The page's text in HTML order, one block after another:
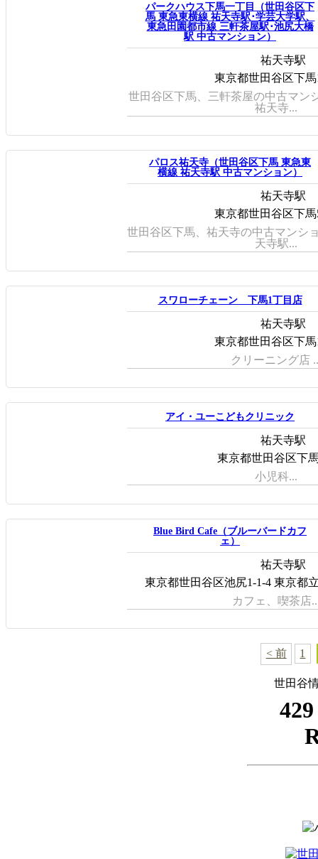
パークハウス下馬一丁目（世田谷区下
馬 東急東横線 祐天寺駅･学芸大学駅、
東急田園都市線 三軒茶屋駅･池尻大橋
駅 中古マンション）
祐天寺駅
東京都世田谷区下馬
世田谷区下馬、三軒茶屋の中古マン
祐天寺...
パロス祐天寺（世田谷区下馬 東急東
横線 祐天寺駅 中古マンション）
祐天寺駅
東京都世田谷区下馬
世田谷区下馬、祐天寺の中古マンシ
天寺駅...
スワローチェーン 下馬1丁目店
祐天寺駅
東京都世田谷区下馬
クリーニング店
アイ・ユーこどもクリニック
祐天寺駅
東京都世田谷区下
小児科...
Blue Bird Cafe（ブルーバードカフ
ェ）
祐天寺駅
東京都世田谷区池尻1-1-4 東京都
カフェ、喫茶店
< 前 1
世田谷